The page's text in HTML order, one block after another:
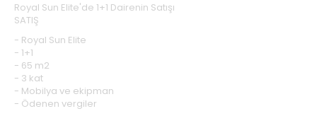
Royal Sun Elite'de 1+1 Dairenin Satışı
SATIŞ
- Royal Sun Elite
- 1+1
- 65 m2
- 3 kat
- Mobilya ve ekipman
- Ödenen vergiler